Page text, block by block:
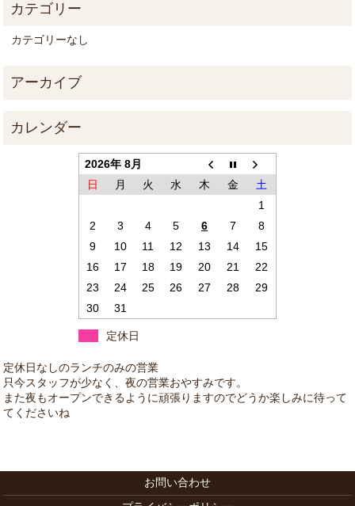
カテゴリーなし
2026年 8月
日
月 火 水 木 金
土
1
2
3 4 5 6 7
8
9
10 11 12 13 14
15
16
17 18 19 20 21
22
23
24 25 26 27 28
29
30
31
定休日
お問い合わせ